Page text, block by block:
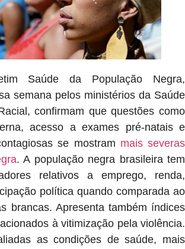
Saúde da População Negra,
semana pelos ministérios da Saúde
confirmam que questões como
acesso a exames pré-natais e
se mostram mais severas
. A população negra brasileira tem
relativos a emprego, renda,
política quando comparada ao
brancas. Apresenta também índices
à vitimização pela violência.
as condições de saúde, mais